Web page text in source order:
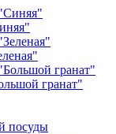
гранат"
посуды